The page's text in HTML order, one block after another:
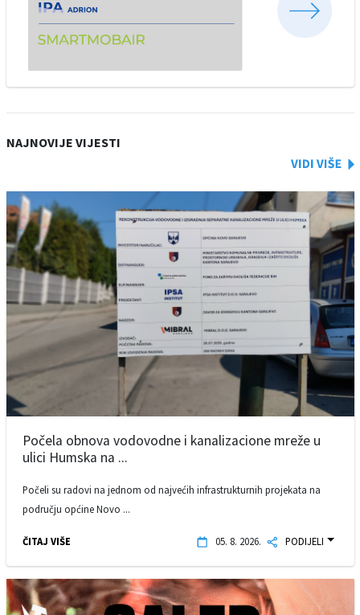
NAJNOVIJE VIJESTI
Počela obnova vodovodne i kanalizacione mreže u
ulici Humska na ...
Počeli su radovi na jednom od najvećih infrastrukturnih projekata na
području općine Novo ...
ČITAJ VIŠE 05. 8. 2026. PODIJELI